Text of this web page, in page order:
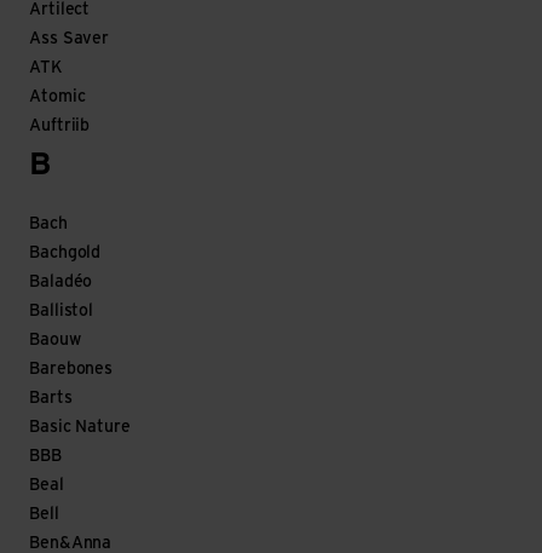
Artilect
Ass Saver
ATK
Atomic
Auftriib
B
Bach
Bachgold
Baladéo
Ballistol
Baouw
Barebones
Barts
Basic Nature
BBB
Beal
Bell
Ben&Anna